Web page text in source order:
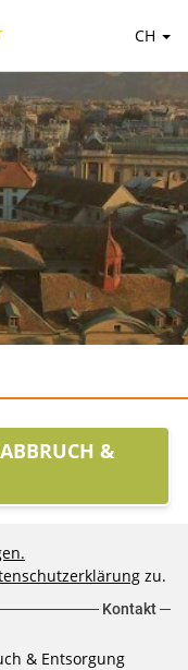
CH
&
zu.
Kontakt
& Entsorgung